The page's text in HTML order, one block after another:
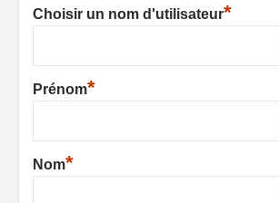
Choisir un nom d'utilisateur*
Prénom*
Nom*